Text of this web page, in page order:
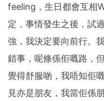
feeling，生日都會互相
定，事情發生之後，試
強，我決定要向前行。
錯事，呢條係佢嘅路，
覺得舒服啲，我唔知佢
見亦是朋友，我當佢係